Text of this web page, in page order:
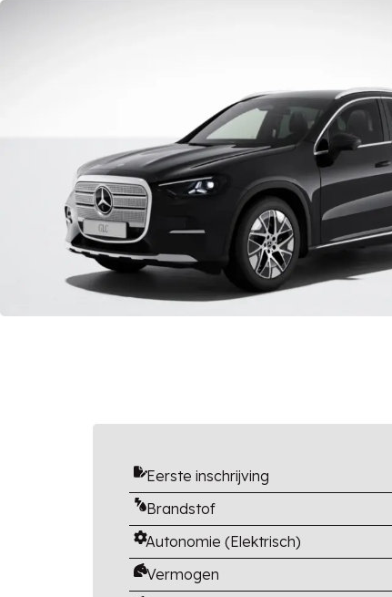
Eerste inschrijving
Brandstof
Autonomie (Elektrisch)
Vermogen